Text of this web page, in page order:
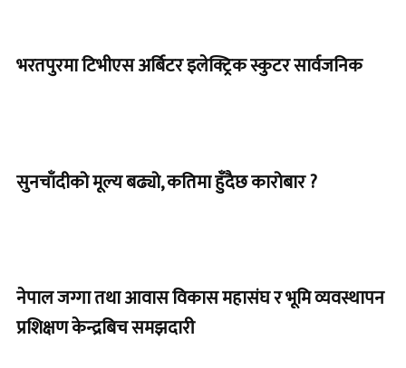
भरतपुरमा टिभीएस अर्बिटर इलेक्ट्रिक स्कुटर सार्वजनिक
सुनचाँदीको मूल्य बढ्यो, कतिमा हुँदैछ कारोबार ?
नेपाल जग्गा तथा आवास विकास महासंघ र भूमि व्यवस्थापन
प्रशिक्षण केन्द्रबिच समझदारी